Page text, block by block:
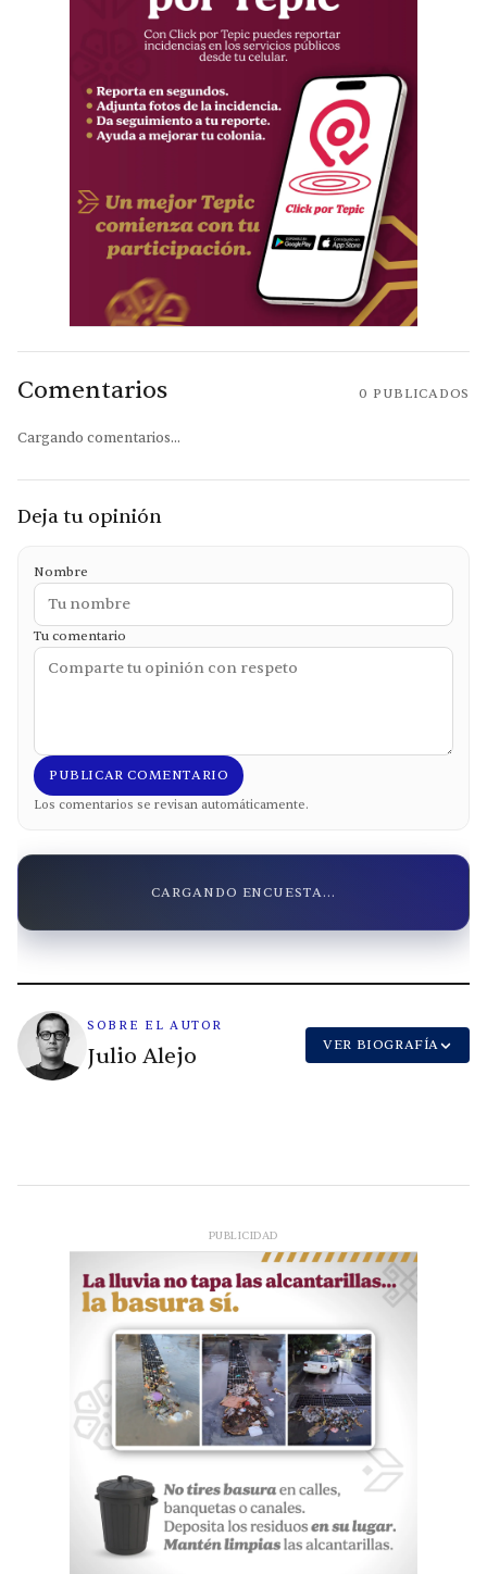
Comentarios 0 PUBLICADOS
Cargando comentarios...
Deja tu opinión
Nombre
Tu comentario
PUBLICAR COMENTARIO
Los comentarios se revisan automáticamente.
CARGANDO ENCUESTA...
SOBRE EL AUTOR
Julio Alejo VER BIOGRAFÍA
PUBLICIDAD